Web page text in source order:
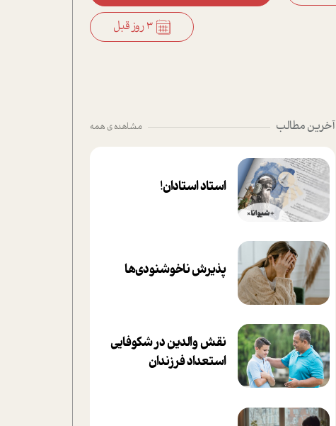
3 روز قبل
آخرین مطالب مشاهده ی همه
استاد استادان!
پذیرش ناخوشنودی‌ها
نقش والدین در شکوفا‌یی
ا‌ستعداد فرزندان‌